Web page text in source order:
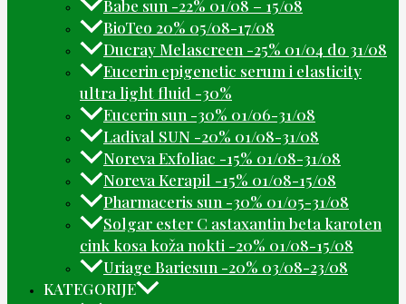
Babe sun -22% 01/08 – 15/08
BioTeo 20% 05/08-17/08
Ducray Melascreen -25% 01/04 do 31/08
Eucerin epigenetic serum i elasticity
ultra light fluid -30%
Eucerin sun -30% 01/06-31/08
Ladival SUN -20% 01/08-31/08
Noreva Exfoliac -15% 01/08-31/08
Noreva Kerapil -15% 01/08-15/08
Pharmaceris sun -30% 01/05-31/08
Solgar ester C astaxantin beta karoten
cink kosa koža nokti -20% 01/08-15/08
Uriage Bariesun -20% 03/08-23/08
KATEGORIJE